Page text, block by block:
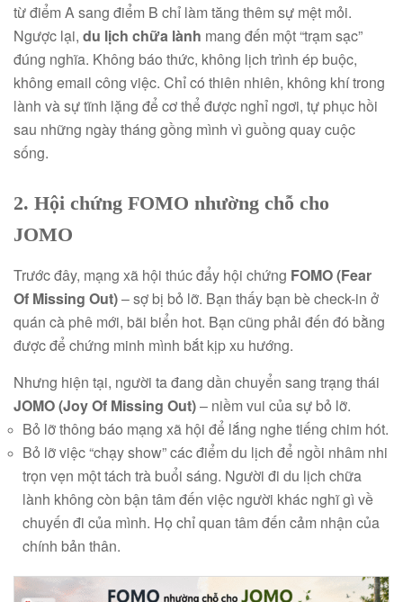
từ điểm A sang điểm B chỉ làm tăng thêm sự mệt mỏi.
Ngược lại, du lịch chữa lành mang đến một “trạm sạc”
đúng nghĩa. Không báo thức, không lịch trình ép buộc,
không email công việc. Chỉ có thiên nhiên, không khí trong
lành và sự tĩnh lặng để cơ thể được nghỉ ngơi, tự phục hồi
sau những ngày tháng gồng mình vì guồng quay cuộc
sống.
2. Hội chứng FOMO nhường chỗ cho
JOMO
Trước đây, mạng xã hội thúc đẩy hội chứng FOMO (Fear
Of Missing Out)– sợ bị bỏ lỡ. Bạn thấy bạn bè check-in ở
quán cà phê mới, bãi biển hot. Bạn cũng phải đến đó bằng
được để chứng minh mình bắt kịp xu hướng.
Nhưng hiện tại, người ta đang dần chuyển sang trạng thái
JOMO (Joy Of Missing Out)– niềm vui của sự bỏ lỡ.
Bỏ lỡ thông báo mạng xã hội để lắng nghe tiếng chim hót.
Bỏ lỡ việc “chạy show” các điểm du lịch để ngồi nhâm nhi
trọn vẹn một tách trà buổi sáng. Người đi du lịch chữa
lành không còn bận tâm đến việc người khác nghĩ gì về
chuyến đi của mình. Họ chỉ quan tâm đến cảm nhận của
chính bản thân.